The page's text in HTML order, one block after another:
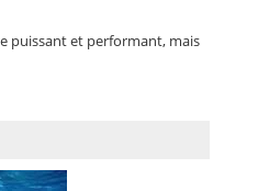
puissant et performant, mais